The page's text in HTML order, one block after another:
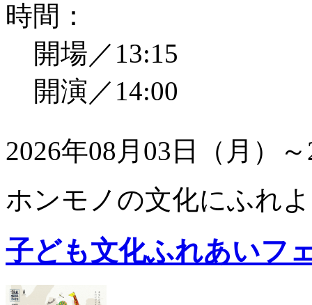
時間：
開場／13:15
開演／14:00
2026年08月03日（月）
ホンモノの文化にふれ
子ども文化ふれあいフ